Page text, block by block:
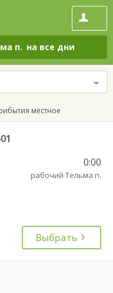
п. на все дни
местное
0:00
рабочий Тельма п.
Выбрать